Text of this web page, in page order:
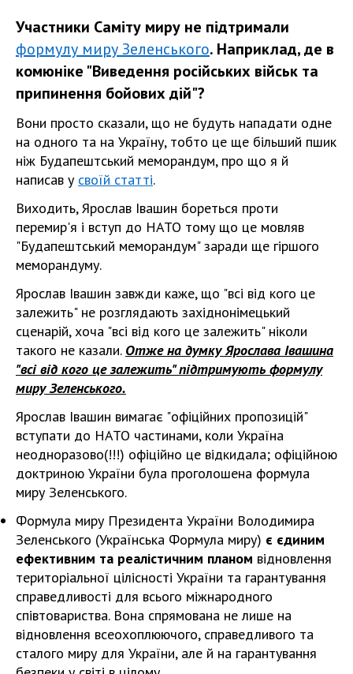
Участники Саміту миру не підтримали
формулу миру Зеленського. Наприклад, де в
комюніке "Виведення російських військ та
припинення бойових дій"?
Вони просто сказали, що не будуть нападати одне
на одного та на Україну, тобто це ще більший пшик
ніж Будапештський меморандум, про що я й
написав у своїй статті.
Виходить, Ярослав Івашин бореться проти
перемир'я і вступ до НАТО тому що це мовляв
"Будапештський меморандум" заради ще гіршого
меморандуму.
Ярослав Івашин завжди каже, що "всі від кого це
залежить" не розглядають західнонімецький
сценарій, хоча "всі від кого це залежить" ніколи
такого не казали. Отже на думку Ярослава Івашина
"всі від кого це залежить" підтримують формулу
миру Зеленського.
Ярослав Івашин вимагає "офіційних пропозицій"
вступати до НАТО частинами, коли Україна
неодноразово(!!!) офіційно це відкидала; офіційною
доктриною України була проголошена формула
миру Зеленського.
Формула миру Президента України Володимира
Зеленського (Українська Формула миру) є єдиним
ефективним та реалістичним планом відновлення
територіальної цілісності України та гарантування
справедливості для всього міжнародного
співтовариства. Вона спрямована не лише на
відновлення всеохоплюючого, справедливого та
сталого миру для України, але й на гарантування